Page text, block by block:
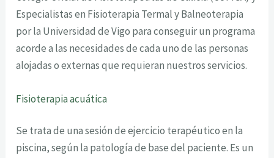
Especialistas en Fisioterapia Termal y Balneoterapia
por la Universidad de Vigo para conseguir un programa
acorde a las necesidades de cada uno de las personas
alojadas o externas que requieran nuestros servicios.
Fisioterapia acuática
Se trata de una sesión de ejercicio terapéutico en la
piscina, según la patología de base del paciente. Es un